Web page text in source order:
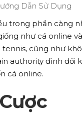
trong phần càng
như cá online
cũng như
authority đình đối
cá online.